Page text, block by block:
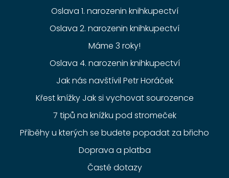
Oslava 1. narozenin knihkupectví
Oslava 2. narozenin knihkupectví
Máme 3 roky!
Oslava 4. narozenin knihkupectví
Jak nás navštívil Petr Horáček
Křest knížky Jak si vychovat sourozence
7 tipů na knížku pod stromeček
Příběhy u kterých se budete popadat za břicho
Doprava a platba
Časté dotazy